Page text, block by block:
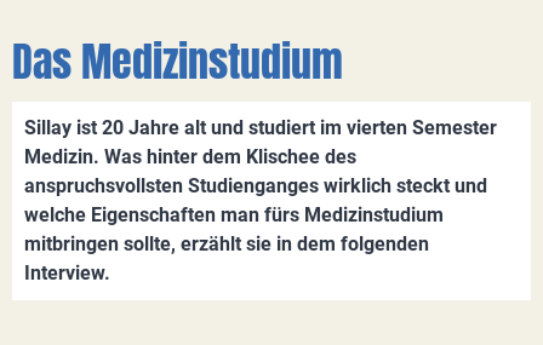
Das Medizinstudium
Sillay ist 20 Jahre alt und studiert im vierten Semester
Medizin. Was hinter dem Klischee des
anspruchsvollsten Studienganges wirklich steckt und
welche Eigenschaften man fürs Medizinstudium
mitbringen sollte, erzählt sie in dem folgenden
Interview.